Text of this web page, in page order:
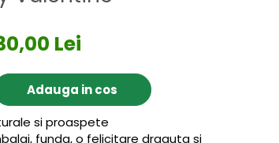
Lei
Adauga in cos
si proaspete
funda, o felicitare draguta si